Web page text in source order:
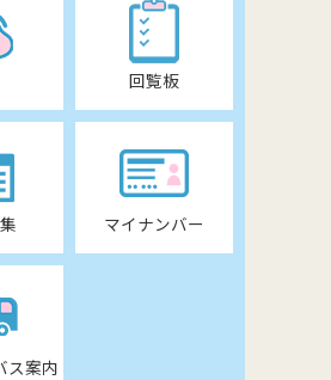
回覧板
マイナンバー
ス案内